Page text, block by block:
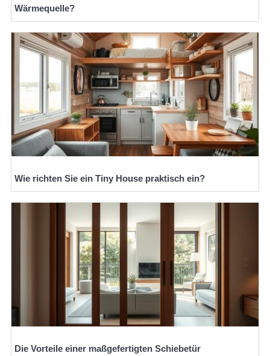
Wärmequelle?
Wie richten Sie ein Tiny House praktisch ein?
Die Vorteile einer maßgefertigten Schiebetür